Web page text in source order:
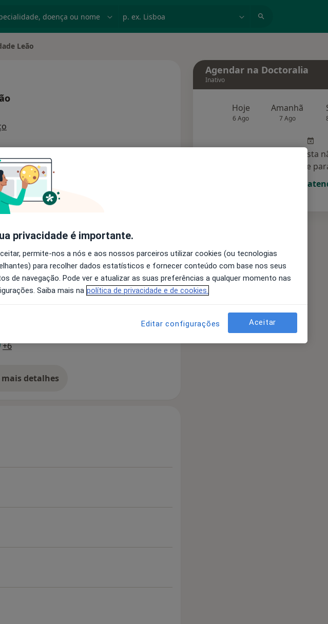
cidade
Leão
Solicite um atendimento
Consultórios
Clínica e Terapeuta Familiar e de
Unidade de Psicologia Clínica do Instituto
+6a11y_sr_more_diseases
detalhes
sobre a experiência
Agendar na Doctoralia
Inativo
Hoje
6 Ago
Amanhã
7 Ago
Esse especialista
agendamento online
Solicite um
privacidade é importante.
permite-nos a nós e aos nossos parceiros utilizar cookies (ou tecnologias
para recolher dados estatísticos e fornecer conteúdo com base nos seus
de navegação. Pode ver e atualizar as suas preferências a qualquer momento nas
Saiba mais na política de privacidade e de cookies.
Editar configurações Aceitar